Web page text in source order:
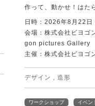
作って、動かせ！はた
日時：2026年8月22日
会場：株式会社ビヨ
gon pictures Gallery
主催：株式会社ビヨゴ
デザイン , 造形
ワークショップ イベン